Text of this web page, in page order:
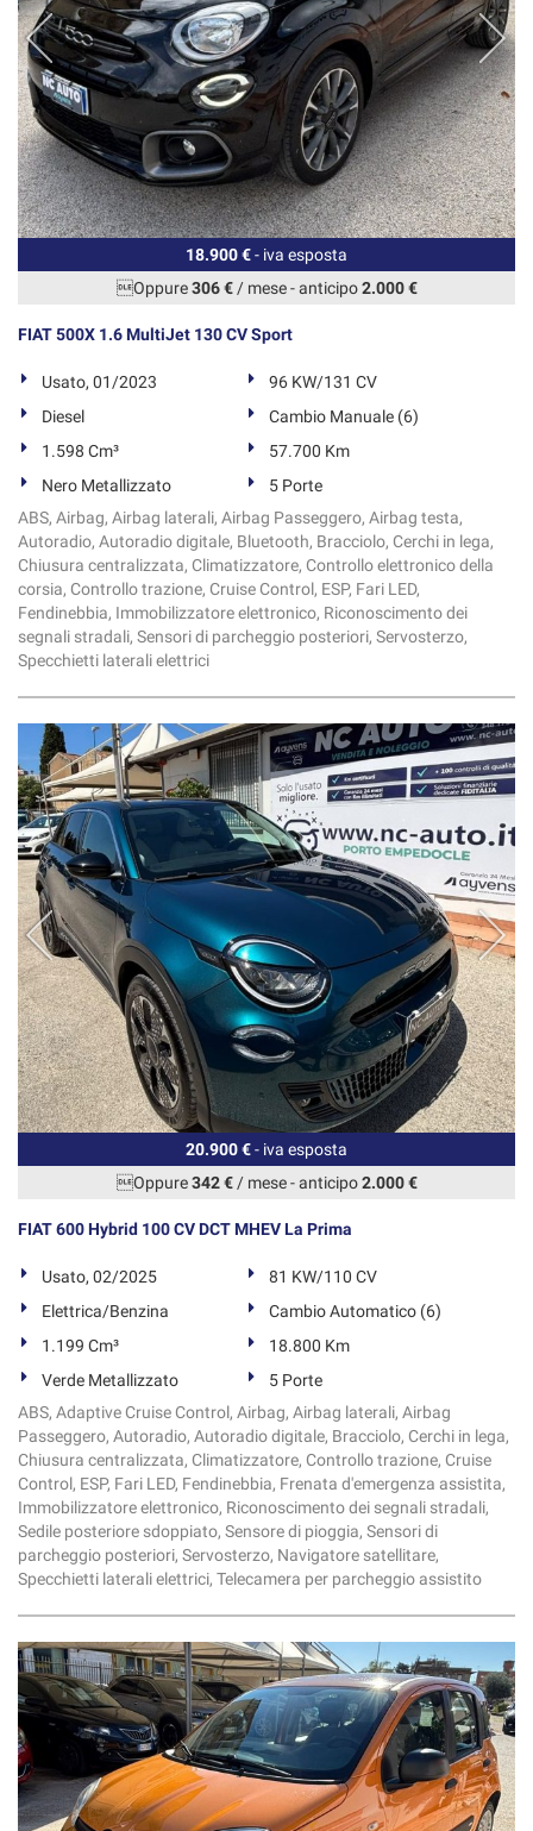
18.900 €- iva esposta
Oppure306 €/ mese-anticipo2.000 €
FIAT 500X 1.6 MultiJet 130 CV Sport
Usato, 01/2023
96 KW/131 CV
Diesel
Cambio Manuale (6)
1.598 Cm³
57.700 Km
Nero Metallizzato
5 Porte
ABS, Airbag, Airbag laterali, Airbag Passeggero, Airbag testa,
Autoradio, Autoradio digitale, Bluetooth, Bracciolo, Cerchi in lega,
Chiusura centralizzata, Climatizzatore, Controllo elettronico della
corsia, Controllo trazione, Cruise Control, ESP, Fari LED,
Fendinebbia, Immobilizzatore elettronico, Riconoscimento dei
segnali stradali, Sensori di parcheggio posteriori, Servosterzo,
Specchietti laterali elettrici
20.900 €- iva esposta
Oppure342 €/ mese-anticipo2.000 €
FIAT 600 Hybrid 100 CV DCT MHEV La Prima
Usato, 02/2025
81 KW/110 CV
Elettrica/Benzina
Cambio Automatico (6)
1.199 Cm³
18.800 Km
Verde Metallizzato
5 Porte
ABS, Adaptive Cruise Control, Airbag, Airbag laterali, Airbag
Passeggero, Autoradio, Autoradio digitale, Bracciolo, Cerchi in lega,
Chiusura centralizzata, Climatizzatore, Controllo trazione, Cruise
Control, ESP, Fari LED, Fendinebbia, Frenata d'emergenza assistita,
Immobilizzatore elettronico, Riconoscimento dei segnali stradali,
Sedile posteriore sdoppiato, Sensore di pioggia, Sensori di
parcheggio posteriori, Servosterzo, Navigatore satellitare,
Specchietti laterali elettrici, Telecamera per parcheggio assistito